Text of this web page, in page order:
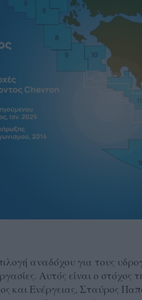
αναδόχου για τους
Αυτός είναι ο
και Ενέργειας, Σταύρος